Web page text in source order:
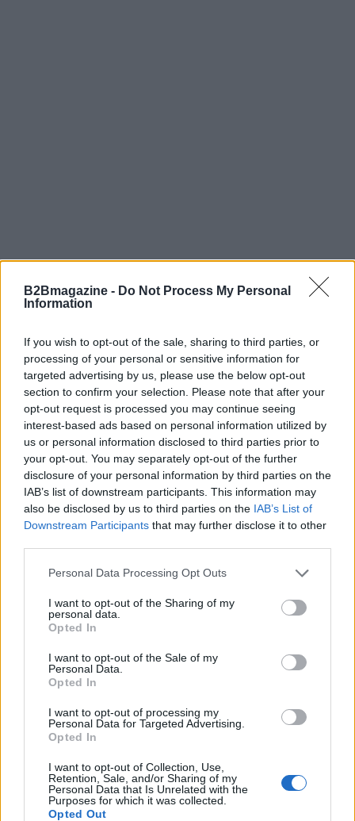
B2Bmagazine - Do Not Process My Personal
Information
If you wish to opt-out of the sale, sharing to third parties, or
processing of your personal or sensitive information for
targeted advertising by us, please use the below opt-out
section to confirm your selection. Please note that after your
opt-out request is processed you may continue seeing
interest-based ads based on personal information utilized by
us or personal information disclosed to third parties prior to
your opt-out. You may separately opt-out of the further
disclosure of your personal information by third parties on the
IAB’s list of downstream participants. This information may
also be disclosed by us to third parties on the IAB’s List of
Downstream Participants that may further disclose it to other
Please note that this website/app uses one or more Google
not limited to your visit or usage behaviour. You may click to
grant or deny consent to Google and its third-party tags to
use your data for below specified purposes in below Google
consent section.
Personal Data Processing Opt Outs
I want to opt-out of the Sharing of my
personal data.
Opted In
I want to opt-out of the Sale of my
Personal Data.
Opted In
I want to opt-out of processing my
Personal Data for Targeted Advertising.
Opted In
I want to opt-out of Collection, Use,
Retention, Sale, and/or Sharing of my
Personal Data that Is Unrelated with the
Purposes for which it was collected.
Opted Out
In conclusione, la direttiva Nis2 rappresenta una
grande opportunità per migliorare la sicurezza
collettivo e strategico. Non lasciare che la
complessità ti fermi: con le giuste informazioni e
approcci, la compliance può diventare una parte
integrante della tua cultura aziendale.
AUTORE
AiAdhubMedia